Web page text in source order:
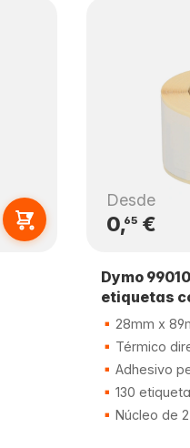
Desde
0,65€
Dymo
etiquetas
28mm x
Térmico
Adhesivo
130
Núcleo de